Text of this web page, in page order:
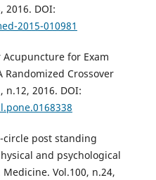
2016. DOI:
2015-010981
Acupuncture for Exam
Crossover
n.12, 2016. DOI:
circle post standing
and psychological
Vol.100, n.24,